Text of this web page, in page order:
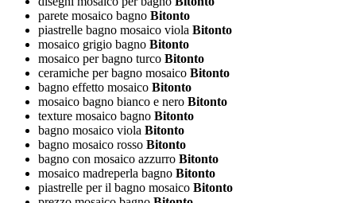
parete mosaico bagno Bitonto
piastrelle bagno mosaico viola Bitonto
mosaico grigio bagno Bitonto
mosaico per bagno turco Bitonto
ceramiche per bagno mosaico Bitonto
bagno effetto mosaico Bitonto
mosaico bagno bianco e nero Bitonto
texture mosaico bagno Bitonto
bagno mosaico viola Bitonto
bagno mosaico rosso Bitonto
bagno con mosaico azzurro Bitonto
mosaico madreperla bagno Bitonto
piastrelle per il bagno mosaico Bitonto